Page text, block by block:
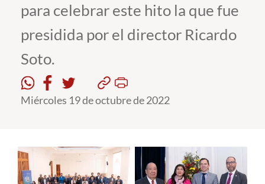
Postgrado
Formación Continua
Estudiantes
Alumni
para celebrar este hito la que fue
presidida por el director Ricardo
Soto.
Miércoles 19 de octubre de 2022